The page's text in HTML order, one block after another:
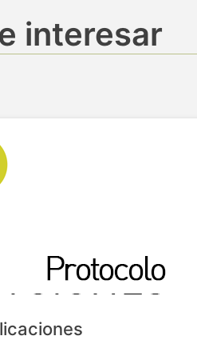
interesar